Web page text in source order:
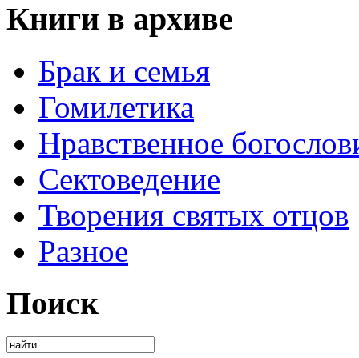
Книги в архиве
Брак и семья
Гомилетика
Нравственное
Сектоведение
Творения святых отцов
Разное
Поиск